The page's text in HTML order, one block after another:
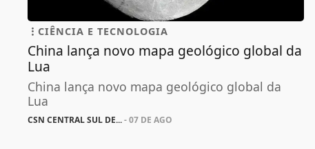
CIÊNCIA E TECNOLOGIA
China lança novo mapa geológico global da
Lua
China lança novo mapa geológico global da
Lua
CSN CENTRAL SUL DE...- 07 DE AGO